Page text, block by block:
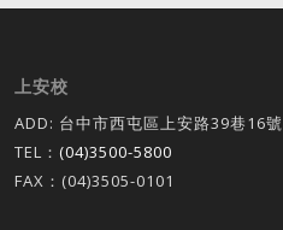
上安校
ADD: 台中市西屯區上安路39巷16號
TEL： (04)3500-5800
FAX：(04)3505-0101